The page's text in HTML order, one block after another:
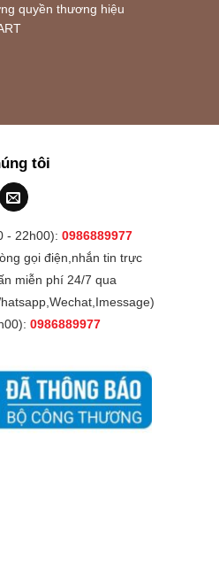
quyền thương hiệu
tôi
- 22h00): 0986889977
gọi điện,nhắn tin trực
miễn phí 24/7 qua
0986889977